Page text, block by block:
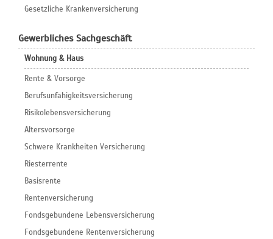
Gesetzliche Krankenversicherung
Gewerbliches Sachgeschäft
Wohnung & Haus
Rente & Vorsorge
Berufs­unfähigkeitsversicherung
Risikolebensversicherung
Altersvorsorge
Schwere Krankheiten Versicherung
Riesterrente
Basisrente
Rentenversicherung
Fondsgebundene Lebensversicherung
Fondsgebundene Rentenversicherung